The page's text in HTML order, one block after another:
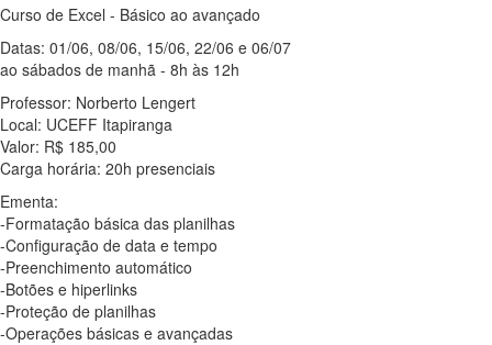
Curso de Excel - Básico ao avançado
Datas: 01/06, 08/06, 15/06, 22/06 e 06/07
ao sábados de manhã - 8h às 12h
Professor: Norberto Lengert
Local: UCEFF Itapiranga
Valor: R$ 185,00
Carga horária: 20h presenciais
Ementa:
-Formatação básica das planilhas
-Configuração de data e tempo
-Preenchimento automático
-Botões e hiperlinks
-Proteção de planilhas
-Operações básicas e avançadas